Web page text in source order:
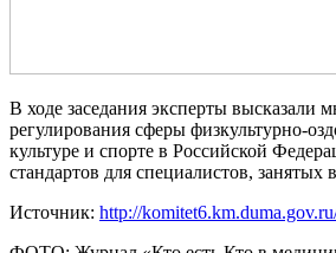
В ходе заседания эксперты высказали
регулирования сферы физкультурно-
культуре и спорте в Российской
стандартов для специалистов, занятых
Источник: http://